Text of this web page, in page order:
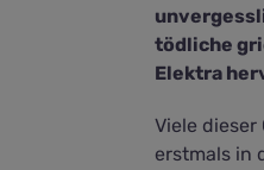
tödliche
Elektra
Viele
erstmals in